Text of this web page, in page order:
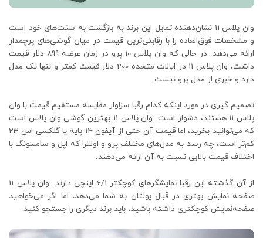
وان پلاس 11 نشان‌دهنده تمایل این برند به بازگشت به سنت‌های خود است
و مشخصات فوق‌العاده را با رقابتی‌ترین قیمت در میان گوشی‌های پرچمدار
ارائه می‌دهد. در حالی که وان پلاس 10 پرو در زمان عرضه 899 دلار قیمت
داشت، وان پلاس 11 در ایالات متحده 200 دلار قیمت کمتر و تنها یک مدل
دارد و خبری از مدل پرو نیست.
تصمیم گیری در مورد اینکه کدام رقبا سزاوار مقایسه مستقیم قیمت با وان
پلاس 11 هستند، دشوار است. وان پلاس 11 بهترین گوشی وان پلاس است
که می‌توانید بخرید، اما قیمت آن حتی از آیفون 14 پایه یا گلکسی اس 23
کم‌تر است، چه رسد به مدل‌های مختلف پرو و اولترا که اپل و سامسونگ با
اختلاف قیمت بالایی نسبت به آن ارائه می‌دهند.
از آن گذشته این رقبا نمایشگرهای کوچکتر 6/1 اینچی دارند. وان پلاس 11
صفحه نمایش بهتری در قبال پولتان به شما می‌دهد، اما اگر می‌خواهید
صفحه‌نمایش کوچکتری داشته باشید، باید برند دیگری را جستجو کنید.